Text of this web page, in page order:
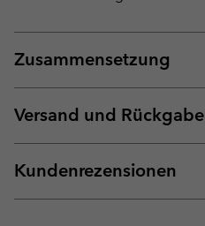
Zusammensetzung
Versand und Rückgabe
Kundenrezensionen